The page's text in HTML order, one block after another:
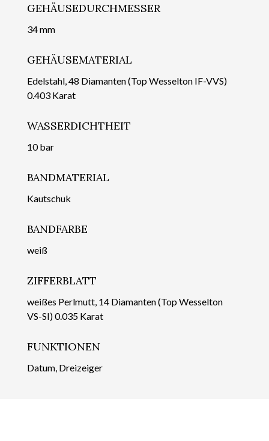
GEHÄUSEDURCHMESSER
34 mm
GEHÄUSEMATERIAL
Edelstahl, 48 Diamanten (Top Wesselton IF-VVS)
0.403 Karat
WASSERDICHTHEIT
10 bar
BANDMATERIAL
Kautschuk
BANDFARBE
weiß
ZIFFERBLATT
weißes Perlmutt, 14 Diamanten (Top Wesselton
VS-SI) 0.035 Karat
FUNKTIONEN
Datum, Dreizeiger